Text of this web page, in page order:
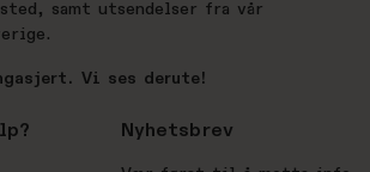
samt utsendelser fra vår
Vi ses derute!
Nyhetsbrev